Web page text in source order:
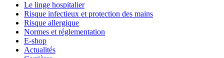
Le linge hospitalier
Risque infectieux et protection des mains
Risque allergique
Normes et réglementation
E-shop
Actualités